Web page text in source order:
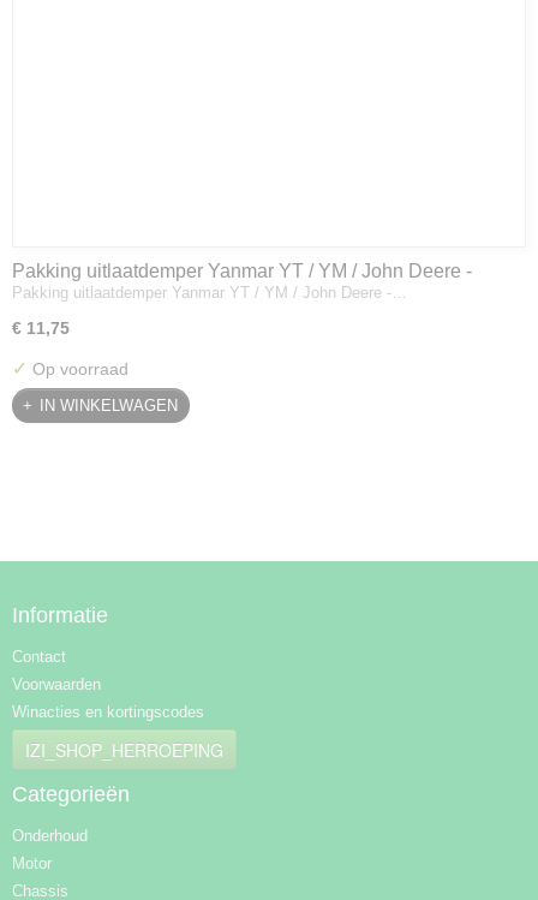
Pakking uitlaatdemper Yanmar YT / YM / John Deere -
128300-13230
Pakking uitlaatdemper Yanmar YT / YM / John Deere -…
€ 11,75
✓ Op voorraad
IN WINKELWAGEN
Informatie
Contact
Voorwaarden
Winacties en kortingscodes
IZI_SHOP_HERROEPING
Categorieën
Onderhoud
Motor
Chassis